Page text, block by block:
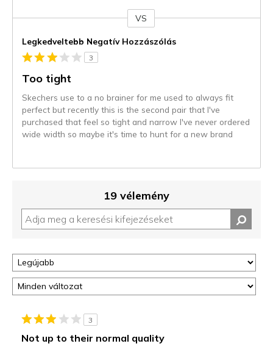
VS
Legkedveltebb Negatív Hozzászólás
3
Too tight
Skechers use to a no brainer for me used to always fit
perfect but recently this is the second pair that I've
purchased that feel so tight and narrow I've never ordered
wide width so maybe it's time to hunt for a new brand
19 vélemény
3
Not up to their normal quality